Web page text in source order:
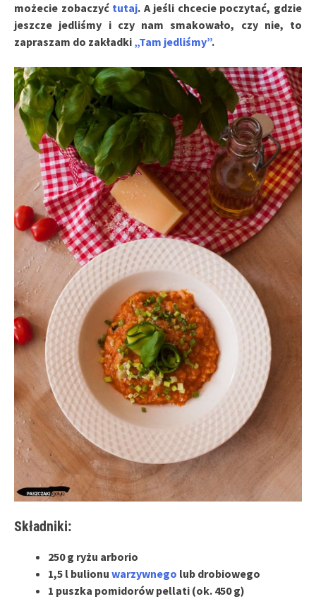
możecie zobaczyć tutaj. A jeśli chcecie poczytać, gdzie
jeszcze jedliśmy i czy nam smakowało, czy nie, to
zapraszam do zakładki „Tam jedliśmy”.
Składniki:
250 g ryżu arborio
1,5 l bulionu warzywnego lub drobiowego
1 puszka pomidorów pellati (ok. 450 g)